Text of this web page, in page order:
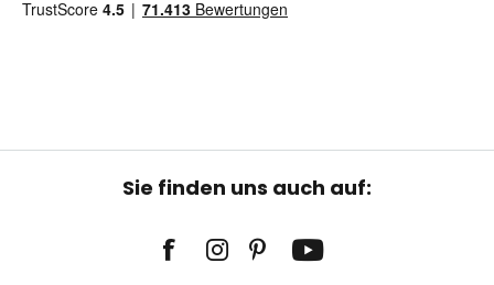
Sie finden uns auch auf: